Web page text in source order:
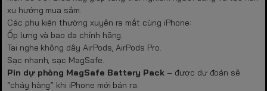
xu hướng mua sắm.
Các phụ kiện thường xuyên ra mắt cùng iPhone:
Ốp lưng và bao da chính hãng.
Tai nghe không dây AirPods, AirPods Pro.
Sạc nhanh, sạc MagSafe.
Pin dự phòng MagSafe Battery Pack – được dự đoán sẽ
“cháy hàng” khi iPhone mới bán ra.